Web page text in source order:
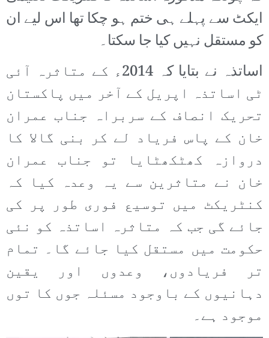
ایکٹ سے پہلے ہی ختم ہو چکا تھا اس لیے ان
کو مستقل نہیں کیا جا سکتا۔
اساتذہ نے بتایا کہ 2014ء کے متاثرہ آئی
ٹی اساتذہ اپریل کے آخر میں پاکستان
تحریک انصاف کے سربراہ جناب عمران
خان کے پاس فریاد لے کر بنی گالا کا
دروازہ کھٹکھٹایا تو جناب عمران
خان نے متاثرین سے یہ وعدہ کیا کہ
کنٹریکٹ میں توسیع فوری طور پر کی
جائے گی جب کہ متاثرہ اساتذہ کو نئی
حکومت میں مستقل کیا جائے گا۔ تمام
تر فریادوں، وعدوں اور یقین
دہانیوں کے باوجود مسئلہ جوں کا توں
موجود ہے۔